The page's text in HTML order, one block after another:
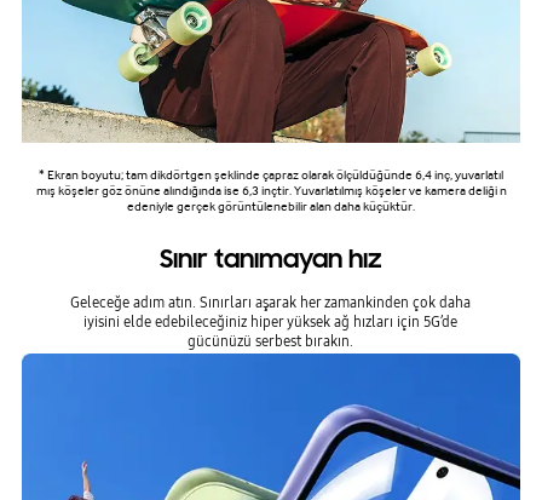
* Ekran boyutu; tam dikdörtgen şeklinde çapraz olarak ölçüldüğünde 6,4 inç, yuvarlatıl
mış köşeler göz önüne alındığında ise 6,3 inçtir. Yuvarlatılmış köşeler ve kamera deliği n
edeniyle gerçek görüntülenebilir alan daha küçüktür.
Sınır tanımayan hız
Geleceğe adım atın. Sınırları aşarak her zamankinden çok daha
iyisini elde edebileceğiniz hiper yüksek ağ hızları için 5G’de
gücünüzü serbest bırakın.